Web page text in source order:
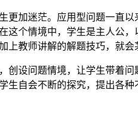
加迷茫。应用型问题一直
个情境中，学生是主人公
教师讲解的解题技巧，就会
设问题情境，让学生带着
自会不断的探究，提出各